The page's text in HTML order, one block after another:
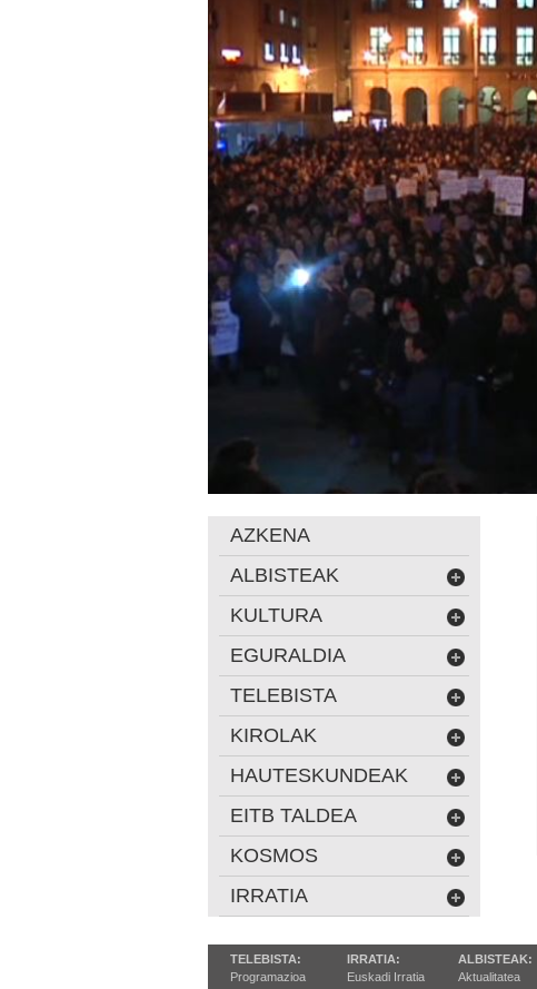
AZKENA
ALBISTEAK
KULTURA
EGURALDIA
TELEBISTA
KIROLAK
HAUTESKUNDEAK
EITB TALDEA
KOSMOS
IRRATIA
TELEBISTA:
Programazioa
IRRATIA:
Euskadi Irratia
ALBISTEAK:
Aktualitatea